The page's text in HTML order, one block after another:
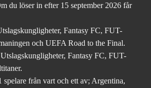
du löser in efter 15 september 2026 får
Fantasy FC, FUT-
och UEFA Road to the Final.
Fantasy FC, FUT-
spelare från vart och ett av; Argentina,